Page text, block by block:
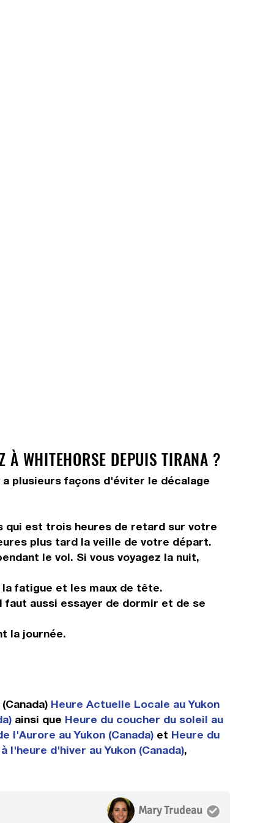
À WHITEHORSE DEPUIS TIRANA ?
plusieurs façons d'éviter le décalage
qui est trois heures de retard sur votre
plus tard la veille de votre départ.
le vol. Si vous voyagez la nuit,
fatigue et les maux de tête.
aussi essayer de dormir et de se
la journée.
Heure Actuelle Locale au Yukon
ainsi que Heure du coucher du soleil au
l'Aurore au Yukon (Canada) et Heure du
l'heure d'hiver au Yukon (Canada),
Mary Trudeau